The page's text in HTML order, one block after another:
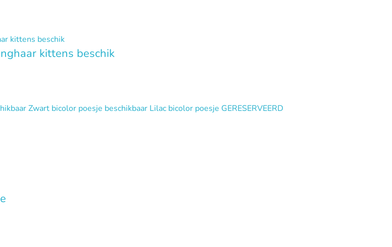
kittens beschik
Zwart bicolor poesje beschikbaar Lilac bicolor poesje GERESERVEERD